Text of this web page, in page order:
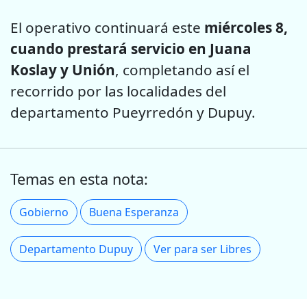
El operativo continuará este miércoles 8,
cuando prestará servicio en Juana
Koslay y Unión, completando así el
recorrido por las localidades del
departamento Pueyrredón y Dupuy.
Temas en esta nota:
Gobierno Buena Esperanza
Departamento Dupuy Ver para ser Libres